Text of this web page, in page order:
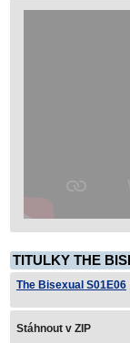
TITULKY THE
The Bisexual S01E06
Stáhnout v ZIP